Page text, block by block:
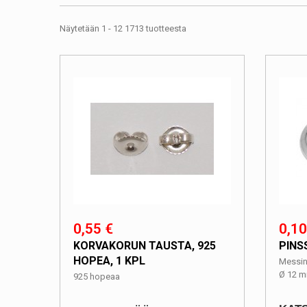
Näytetään 1 - 12 1713 tuotteesta
0,55 €
KORVAKORUN TAUSTA, 925
HOPEA, 1 KPL
925 hopeaa
Ø 12